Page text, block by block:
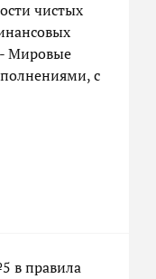
чистых
Мировые
с
в правила